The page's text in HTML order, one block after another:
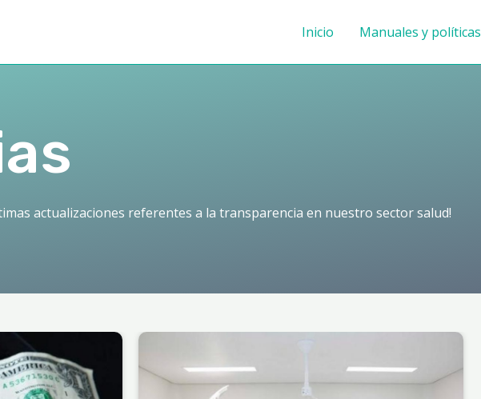
Inicio Manuales y políticas
actualizaciones referentes a la transparencia en nuestro sector salud!